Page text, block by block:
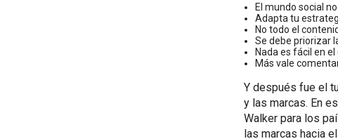
El mundo social
Adapta tu
No todo el
Se debe priorizar
Nada es fácil en
Más vale
Y después fue el
y las marcas. En
Walker para los
las marcas hacia